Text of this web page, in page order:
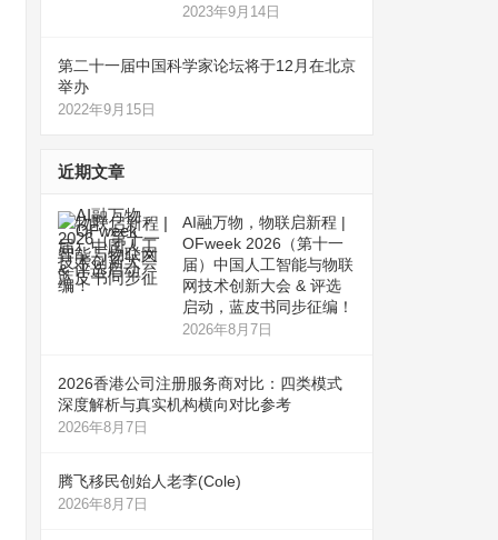
2023年9月14日
第二十一届中国科学家论坛将于12月在北京
举办
2022年9月15日
近期文章
AI融万物，物联启新程 |
OFweek 2026（第十一
届）中国人工智能与物联
网技术创新大会 & 评选
启动，蓝皮书同步征编！
2026年8月7日
2026香港公司注册服务商对比：四类模式
深度解析与真实机构横向对比参考
2026年8月7日
腾飞移民创始人老李(Cole)
2026年8月7日